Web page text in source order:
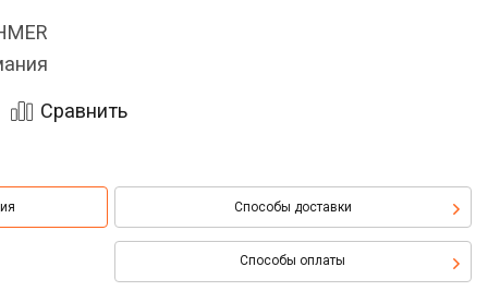
Сравнить
Способы доставки
Способы оплаты